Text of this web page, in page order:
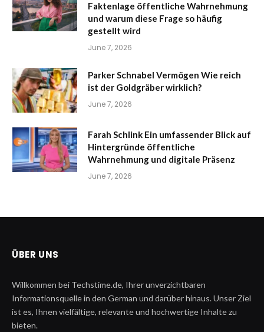
Faktenlage öffentliche Wahrnehmung
und warum diese Frage so häufig
gestellt wird
June 7, 2026
Parker Schnabel Vermögen Wie reich
ist der Goldgräber wirklich?
June 7, 2026
Farah Schlink Ein umfassender Blick auf
Hintergründe öffentliche
Wahrnehmung und digitale Präsenz
June 7, 2026
ÜBER UNS
Willkommen bei Techstime.de, Ihrer unverzichtbaren
Informationsquelle in den German und darüber hinaus. Unser Ziel
ist es, Ihnen vielfältige, relevante und hochwertige Inhalte zu
bieten.